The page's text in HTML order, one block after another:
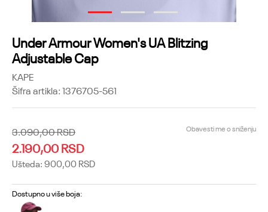
1 2 3
Under Armour Women's UA Blitzing
Adjustable Cap
KAPE
Šifra artikla:1376705-561
3.090,00RSD
2.190,00RSD
Ušteda: 900,00 RSD
Obavesti me o sniženju
Dostupno u više boja: